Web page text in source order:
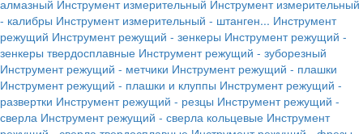
алмазный Инструмент измерительный Инструмент измерительный
- калибры Инструмент измерительный - штанген... Инструмент
режущий Инструмент режущий - зенкеры Инструмент режущий -
зенкеры твердосплавные Инструмент режущий - зуборезный
Инструмент режущий - метчики Инструмент режущий - плашки
Инструмент режущий - плашки и клуппы Инструмент режущий -
развертки Инструмент режущий - резцы Инструмент режущий -
сверла Инструмент режущий - сверла кольцевые Инструмент